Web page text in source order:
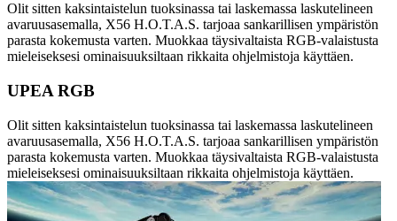
Olit sitten kaksintaistelun tuoksinassa tai laskemassa laskutelineen
avaruusasemalla, X56 H.O.T.A.S. tarjoaa sankarillisen ympäristön
parasta kokemusta varten. Muokkaa täysivaltaista RGB-valaistusta
mieleiseksesi ominaisuuksiltaan rikkaita ohjelmistoja käyttäen.
UPEA RGB
Olit sitten kaksintaistelun tuoksinassa tai laskemassa laskutelineen
avaruusasemalla, X56 H.O.T.A.S. tarjoaa sankarillisen ympäristön
parasta kokemusta varten. Muokkaa täysivaltaista RGB-valaistusta
mieleiseksesi ominaisuuksiltaan rikkaita ohjelmistoja käyttäen.